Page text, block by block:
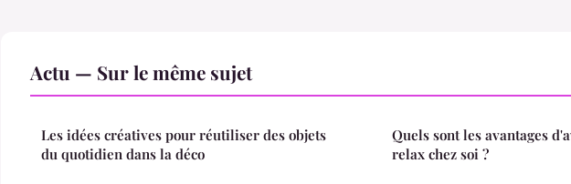
Actu — Sur le même sujet
Les idées créatives pour réutiliser des objets
du quotidien dans la déco
Quels sont les avantages
relax chez soi ?